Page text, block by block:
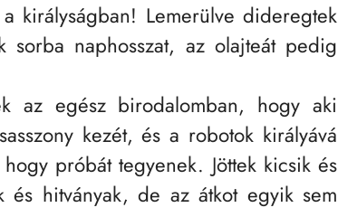
királyságban! Lemerülve dideregtek
sorba naphosszat, az olajteát pedig
az egész birodalomban, hogy aki
kezét, és a robotok királyává
próbát tegyenek. Jöttek kicsik és
és hitványak, de az átkot egyik sem